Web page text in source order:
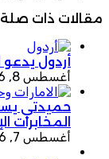
مقالات ذات صلة
أردول
أغسطس 8, 2026
حميدتي
المخابرات
أغسطس 7, 2026